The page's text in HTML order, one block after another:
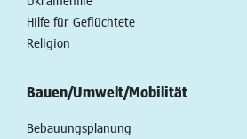
Hilfe für Geflüchtete
Religion
Bauen/Umwelt/Mobilität
Bebauungsplanung